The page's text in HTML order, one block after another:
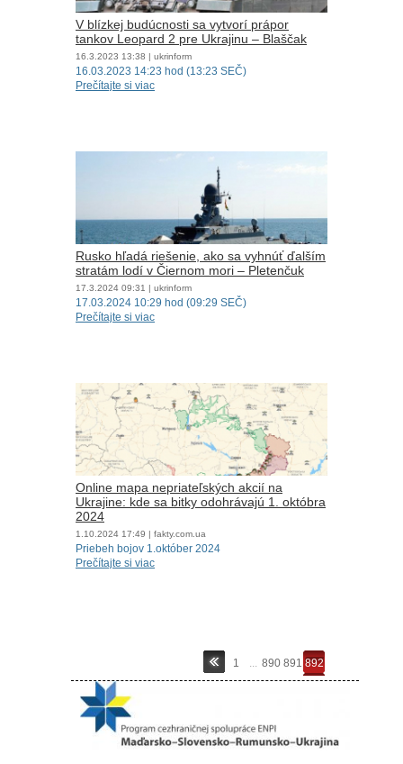
V blízkej budúcnosti sa vytvorí prápor
tankov Leopard 2 pre Ukrajinu – Blaščak
16.3.2023 13:38 | ukrinform
16.03.2023 14:23 hod (13:23 SEČ)
Prečítajte si viac
Rusko hľadá riešenie, ako sa vyhnúť ďalším
stratám lodí v Čiernom mori – Pletenčuk
17.3.2024 09:31 | ukrinform
17.03.2024 10:29 hod (09:29 SEČ)
Prečítajte si viac
Online mapa nepriateľských akcií na
Ukrajine: kde sa bitky odohrávajú 1. októbra
2024
1.10.2024 17:49 | fakty.com.ua
Priebeh bojov 1.október 2024
Prečítajte si viac
1 ... 890 891 892